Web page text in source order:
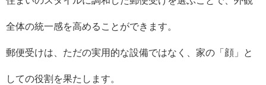
全体の統一感を高めることができます。
郵便受けは、ただの実用的な設備ではなく、家の「顔」と
しての役割を果たします。